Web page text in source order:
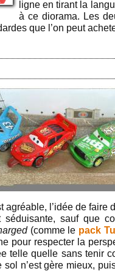
ligne en tirant la
à ce diorama. Les
que l’on peut
agréable, l’idée de faire
sauf que
(comme le pack
pour respecter la
telle quelle sans tenir
n’est gère mieux,